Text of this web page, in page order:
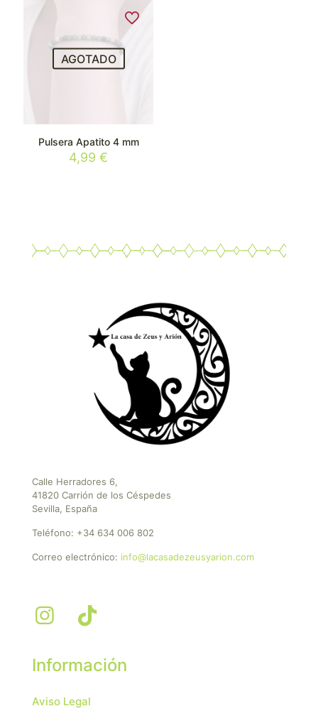
AGOTADO
Pulsera Apatito 4 mm
4,99€
Calle Herradores 6,
41820 Carrión de los Céspedes
Sevilla, España
Teléfono: +34 634 006 802
Correo electrónico: info@lacasadezeusyarion.com
Información
Aviso Legal